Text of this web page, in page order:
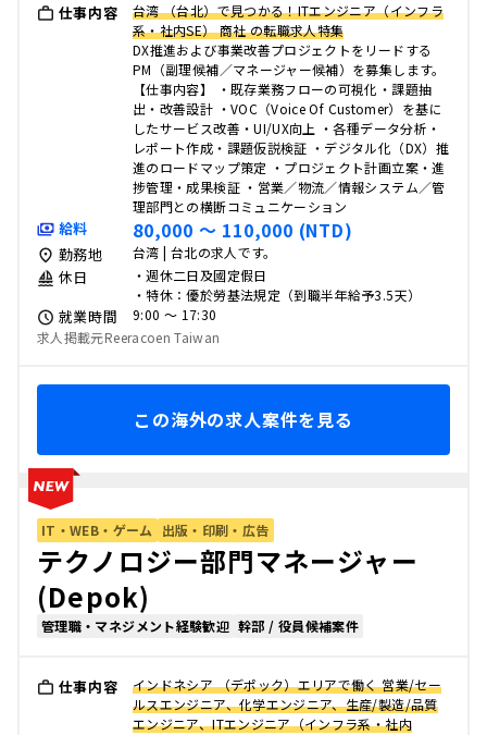
仕事内容
台湾 （台北）で見つかる！ITエンジニア（インフラ
系・社内SE） 商社 の転職求人特集
DX推進および事業改善プロジェクトをリードする
PM（副理候補／マネージャー候補）を募集します。
【仕事内容】 ・既存業務フローの可視化・課題抽
出・改善設計 ・VOC（Voice Of Customer）を基に
したサービス改善・UI/UX向上 ・各種データ分析・
レポート作成・課題仮説検証 ・デジタル化（DX）推
進のロードマップ策定 ・プロジェクト計画立案・進
捗管理・成果検証 ・営業／物流／情報システム／管
理部門との横断コミュニケーション
給料 80,000 〜 110,000 (NTD)
勤務地 台湾 | 台北の求人です。
休日
・週休二日及國定假日
・特休：優於勞基法規定（到職半年給予3.5天）
就業時間
9:00 〜 17:30
求人掲載元Reeracoen Taiwan
この海外の求人案件を見る
IT・WEB・ゲーム 出版・印刷・広告
テクノロジー部門マネージャー
(Depok)
管理職・マネジメント経験歓迎 幹部 / 役員候補案件
仕事内容
インドネシア （デポック）エリアで働く 営業/セー
ルスエンジニア、化学エンジニア、生産/製造/品質
エンジニア、ITエンジニア（インフラ系・社内